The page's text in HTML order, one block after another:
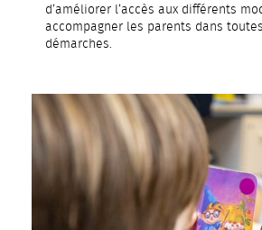
d’améliorer l’accès aux différents
accompagner les parents dans
démarches.